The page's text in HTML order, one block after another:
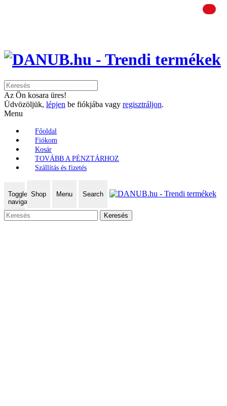
Az Ön kosara üres!
Üdvözöljük, lépjen be fiókjába vagy regisztráljon.
Menu
Főoldal
Fiókom
Kosár
TOVÁBB A PÉNZTÁRHOZ
Szállítás és fizetés
Toggle
navigation
Shop Menu Search
Keresés